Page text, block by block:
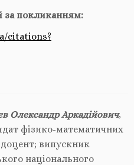
за покликанням:
citations?
Олександр Аркадійович,
фізико-математичних
випускник
національного